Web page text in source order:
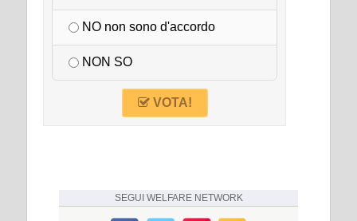
NO non sono d'accordo
NON SO
VOTA!
SEGUI WELFARE NETWORK